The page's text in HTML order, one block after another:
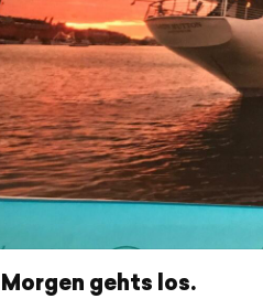
Morgen gehts los.